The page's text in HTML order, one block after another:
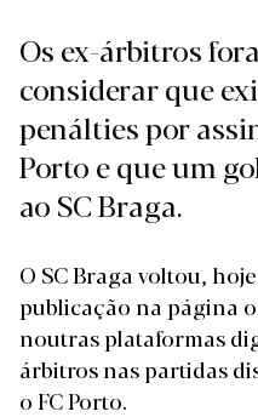
Os ex-árbitros
considerar que
penálties por
Porto e que um
ao SC Braga.
O SC Braga voltou,
publicação na página
noutras plataformas
árbitros nas partidas
o FC Porto.